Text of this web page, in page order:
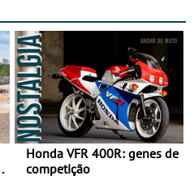
Honda VFR 400R: genes de
competição